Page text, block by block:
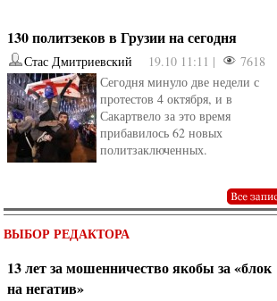
от Ирина Иновели от kotyaravesel
130 политзеков в Грузии на сегодня
Стас Дмитриевский 19.10 11:11 |
7618
Сегодня минуло две недели с
протестов 4 октября, и в
Сакартвело за это время
прибавилось 62 новых
политзаключенных.
ВЫБОР РЕДАКТОРА
13 лет за мошенничество якобы за «блок
на негатив»